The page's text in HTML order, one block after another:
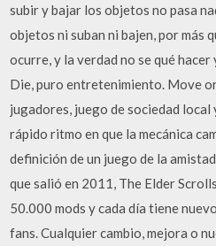
subir y bajar los objetos no pasa
objetos ni suban ni bajen, por más
ocurre, y la verdad no se qué
Die, puro entretenimiento. Move
jugadores, juego de sociedad local
rápido ritmo en que la mecánica
definición de un juego de la
que salió en 2011, The Elder
50.000 mods y cada día tiene
fans. Cualquier cambio, mejora o